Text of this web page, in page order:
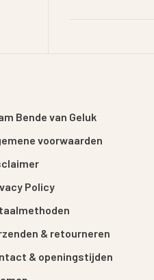
Bende van Geluk
voorwaarden
Policy
& retourneren
& openingstijden